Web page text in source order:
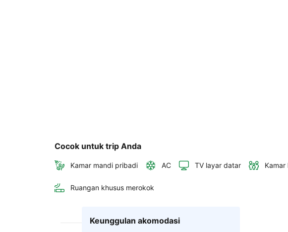
Cocok untuk trip Anda
Kamar mandi pribadi AC TV layar datar Kamar
Ruangan khusus merokok
Keunggulan akomodasi